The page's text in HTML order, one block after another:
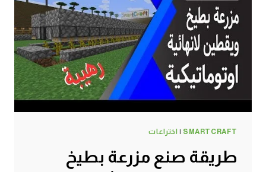
كرافت
#SMARTCRAFT
SMARTCRAFT
| اختراعات
طريقة صنع مزرعة بطيخ